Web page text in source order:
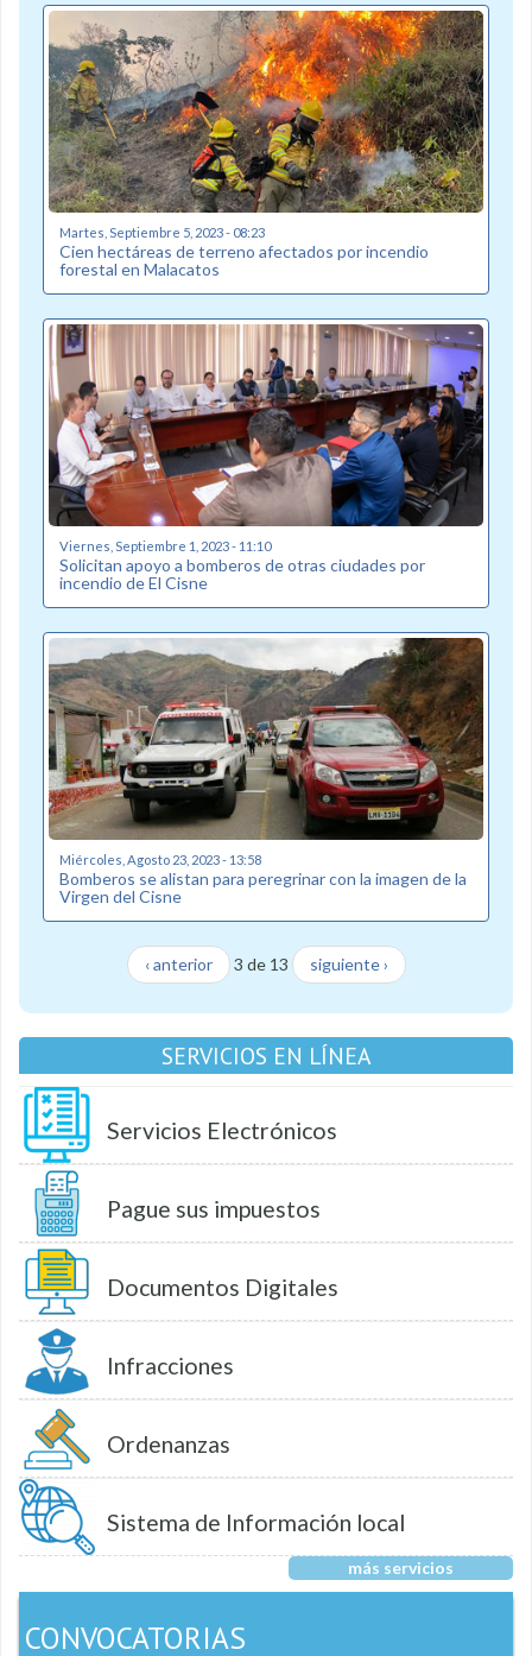
Martes, Septiembre 5, 2023 - 08:23
Cien hectáreas de terreno afectados por incendio
forestal en Malacatos
Viernes, Septiembre 1, 2023 - 11:10
Solicitan apoyo a bomberos de otras ciudades por
incendio de El Cisne
Miércoles, Agosto 23, 2023 - 13:58
Bomberos se alistan para peregrinar con la imagen de la
Virgen del Cisne
‹ anterior 3 de 13 siguiente ›
SERVICIOS EN LÍNEA
Servicios Electrónicos
Pague sus impuestos
Documentos Digitales
Infracciones
Ordenanzas
Sistema de Información local
más servicios
CONVOCATORIAS